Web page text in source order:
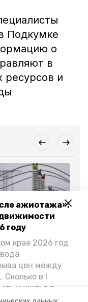
ажиотажа»:
году
крае 2026 год
цен между
в I
кв. м жилья в
спрос на
Подкумке
о
в
ресурсов и
, 16:33
началась
округе